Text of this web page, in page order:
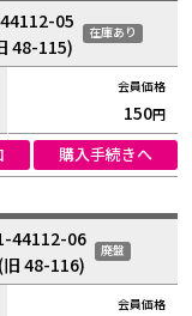
05
48-115)
在庫あり
150円
購入手続きへ
44112-06
(旧 48-116)
廃盤